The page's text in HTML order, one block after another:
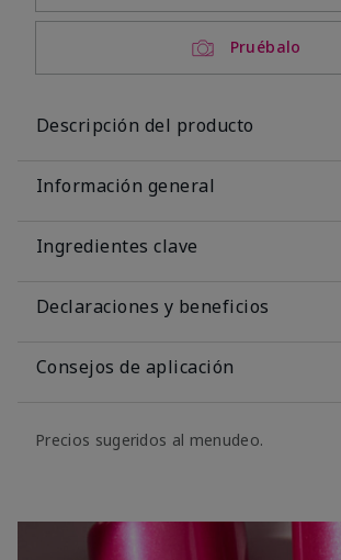
Pruébalo
Descripción del producto
Información general
Ingredientes clave
Declaraciones y beneficios
Consejos de aplicación
Precios sugeridos al menudeo.